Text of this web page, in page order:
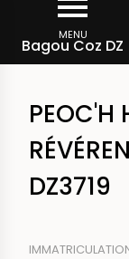
contenu
MENU
Bagou Coz DZ
d'Ariane
PEOC'H
DZ3719